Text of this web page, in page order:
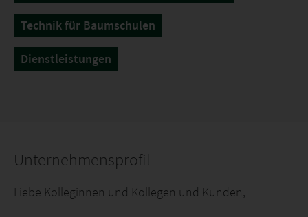
Technik für Baumschulen
Dienstleistungen
Unternehmensprofil
Liebe Kolleginnen und Kollegen und Kunden,